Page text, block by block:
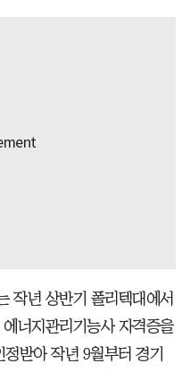
작년 상반기 폴리텍대에서
너지관리기능사 자격증을
받아 작년 9월부터 경기